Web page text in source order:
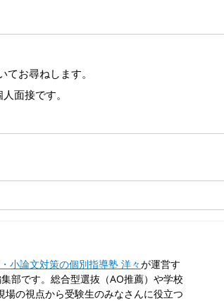
お尋ねします。
面接です。
小論文対策の個別指導塾 洋々が運営す
部です。総合型選抜（AO推薦）や学校
の視点から受験生のみなさんに役立つ